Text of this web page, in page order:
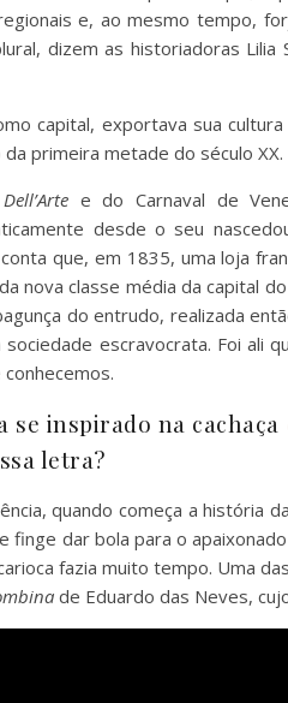
e, ao mesmo tempo,
dizem as historiadoras Lilia
capital, exportava sua
primeira metade do século XX.
e do Carnaval de
desde o seu
que, em 1835, uma loja
nova classe média da capital
do entrudo, realizada
escravocrata. Foi ali
se inspirado na cachaça
letra?
quando começa a história
finge dar bola para o
fazia muito tempo. Uma
de Eduardo das Neves,